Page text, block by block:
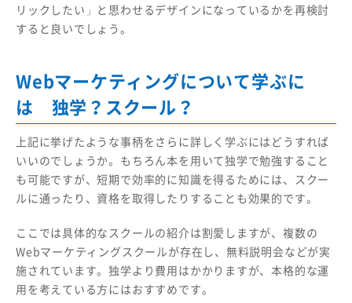
リックしたい」と思わせるデザインになっているかを再検討
すると良いでしょう。
Webマーケティングについて学ぶに
は 独学？スクール？
上記に挙げたような事柄をさらに詳しく学ぶにはどうすれば
いいのでしょうか。もちろん本を用いて独学で勉強すること
も可能ですが、短期で効率的に知識を得るためには、スクー
ルに通ったり、資格を取得したりすることも効果的です。
ここでは具体的なスクールの紹介は割愛しますが、複数の
Webマーケティングスクールが存在し、無料説明会などが実
施されています。独学より費用はかかりますが、本格的な運
用を考えている方にはおすすめです。